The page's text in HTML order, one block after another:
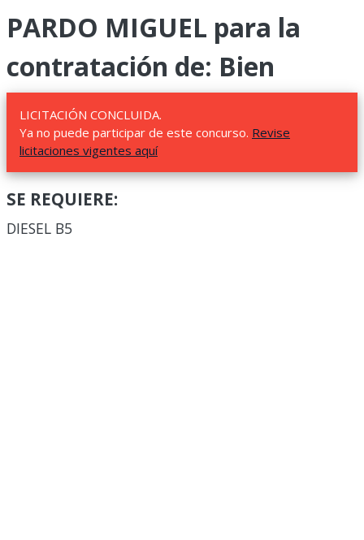
PARDO MIGUEL para la
contratación de: Bien
LICITACIÓN CONCLUIDA.
Ya no puede participar de este concurso. Revise
licitaciones vigentes aquí
SE REQUIERE:
DIESEL B5